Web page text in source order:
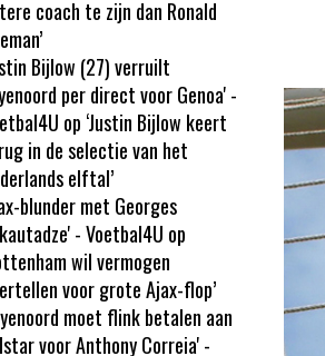
coach te zijn dan Ronald
Bijlow (27) verruilt
per direct voor Genoa' -
op ‘Justin Bijlow keert
in de selectie van het
elftal’
blunder met Georges
- Voetbal4U op
wil vermogen
voor grote Ajax-flop’
moet flink betalen aan
voor Anthony Correia' -